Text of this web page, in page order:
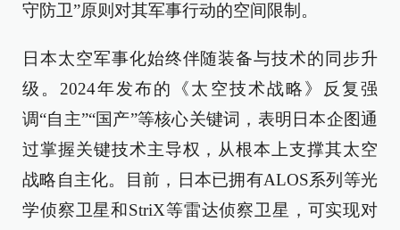
守防卫”原则对其军事行动的空间限制。
日本太空军事化始终伴随装备与技术的同步升
级。2024年发布的《太空技术战略》反复强
调“自主”“国产”等核心关键词，表明日本企图通
过掌握关键技术主导权，从根本上支撑其太空
战略自主化。目前，日本已拥有ALOS系列等光
学侦察卫星和StriX等雷达侦察卫星，可实现对